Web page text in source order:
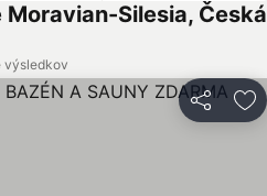
Silesia, Česká
výsledkov
Zdieľať